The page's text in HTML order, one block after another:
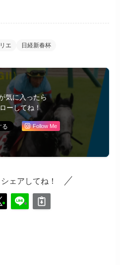
エ 日経新春杯
気に入ったら
ーしてね！
Follow Me
ェアしてね！